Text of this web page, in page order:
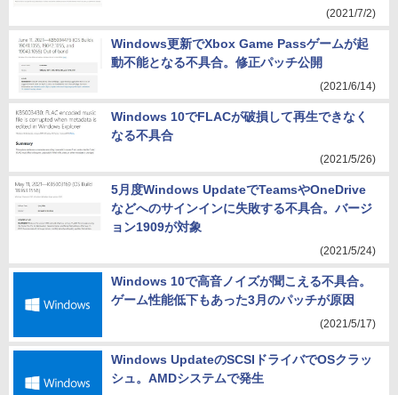
(2021/7/2)
Windows更新でXbox Game Passゲームが起
動不能となる不具合。修正パッチ公開
(2021/6/14)
Windows 10でFLACが破損して再生できなく
なる不具合
(2021/5/26)
5月度Windows UpdateでTeamsやOneDrive
などへのサインインに失敗する不具合。バージ
ョン1909が対象
(2021/5/24)
Windows 10で高音ノイズが聞こえる不具合。
ゲーム性能低下もあった3月のパッチが原因
(2021/5/17)
Windows UpdateのSCSIドライバでOSクラッ
シュ。AMDシステムで発生